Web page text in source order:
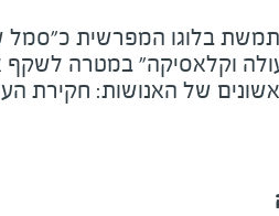
בלוגו המפרשית כ"סמל
וקלאסיקה" במטרה
של האנושות: חקירת